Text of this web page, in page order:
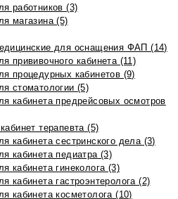
работников (3)
магазина (5)
для оснащения ФАП (14)
прививочного кабинета (11)
процедурных кабинетов (9)
стоматологии (5)
кабинета предрейсовых осмотров
терапевта (5)
кабинета сестринского дела (3)
кабинета педиатра (3)
кабинета гинеколога (3)
кабинета гастроэнтеролога (2)
кабинета косметолога (10)